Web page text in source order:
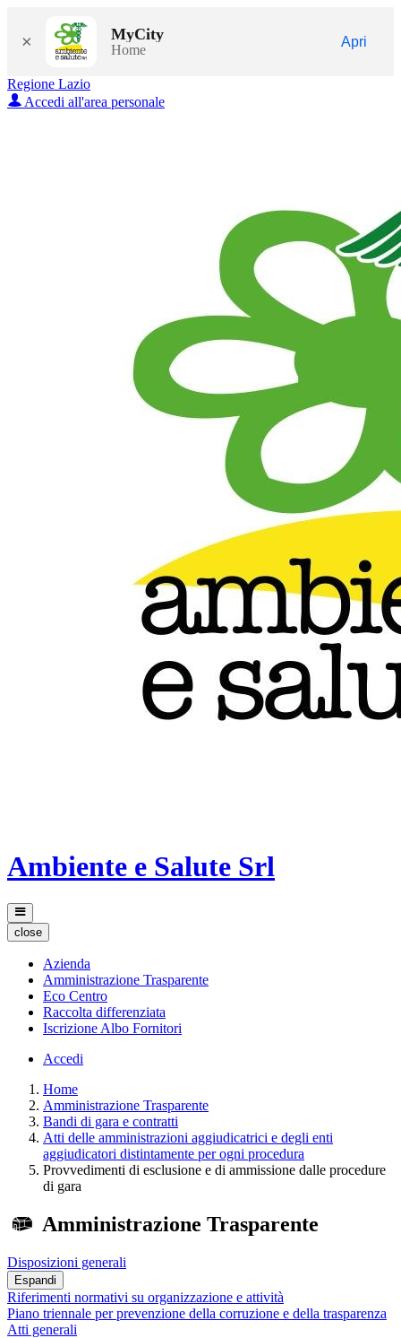
× MyCity
Home
Apri
Regione Lazio
Accedi all'area personale
Ambiente e Salute Srl
close
Azienda
Amministrazione Trasparente
Eco Centro
Raccolta differenziata
Iscrizione Albo Fornitori
Accedi
Home
Amministrazione Trasparente
Bandi di gara e contratti
Atti delle amministrazioni aggiudicatrici e degli enti
aggiudicatori distintamente per ogni procedura
Provvedimenti di esclusione e di ammissione dalle procedure
di gara
Amministrazione Trasparente
Disposizioni generali
Espandi
Riferimenti normativi su organizzazione e attività
Piano triennale per prevenzione della corruzione e della trasparenza
Atti generali